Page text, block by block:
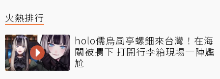
火熱排行
holo儒烏風亭螺鈿來台灣！在海
關被攔下 打開行李箱現場一陣尷
尬